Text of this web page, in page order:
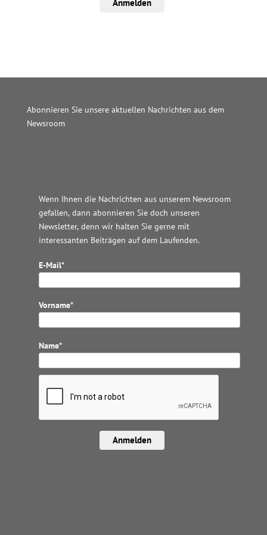
Anmelden
Abonnieren Sie unsere aktuellen Nachrichten aus dem
Newsroom
Wenn Ihnen die Nachrichten aus unserem Newsroom
gefallen, dann abonnieren Sie doch unseren
Newsletter, denn wir halten Sie gerne mit
interessanten Beiträgen auf dem Laufenden.
E-Mail*
Vorname*
Name*
Anmelden